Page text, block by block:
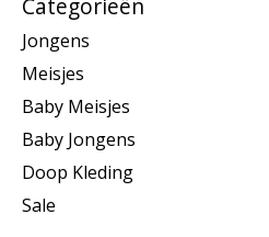
Jongens
Meisjes
Baby Meisjes
Baby Jongens
Doop Kleding
Sale